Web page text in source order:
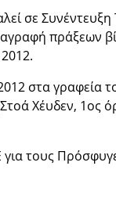
σε
πράξεων
στα γραφεία
Χέυδεν, 1ος
τους